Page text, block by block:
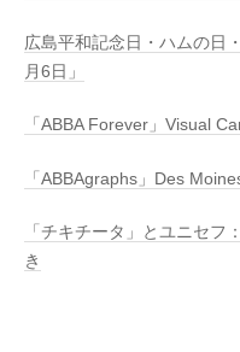
広島平和記念日・ハムの日
月6日」
「ABBA Forever」Visual
「ABBAgraphs」Des
「チキチータ」とユニセフ
き